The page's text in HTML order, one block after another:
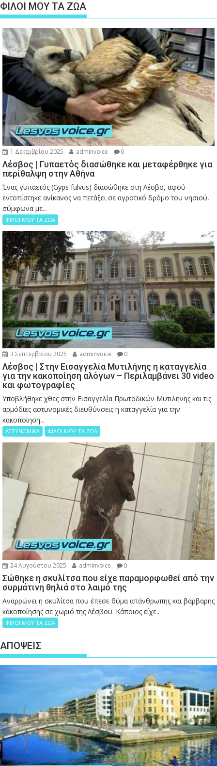
ΦΙΛΟΙ ΜΟΥ ΤΑ ΖΩΑ
1 Δεκεμβρίου 2025 adminvoice 0
Λέσβος | Γυπαετός διασώθηκε και μεταφέρθηκε για
περίθαλψη στην Αθήνα
Ένας γυπαετός (Gyps fulvus) διασώθηκε στη Λέσβο, αφού
εντοπίστηκε ανίκανος να πετάξει σε αγροτικό δρόμο του νησιού,
σύμφωνα με...
ΦΙΛΟΙ ΜΟΥ ΤΑ ΖΩΑ
3 Σεπτεμβρίου 2025 adminvoice 0
Λέσβος | Στην Εισαγγελία Μυτιλήνης η καταγγελία
για την κακοποίηση αλόγων – Περιλαμβάνει 30 video
και φωτογραφίες
Υποβλήθηκε χθες στην Εισαγγελία Πρωτοδικών Μυτιλήνης και τις
αρμόδιες αστυνομικές διευθύνσεις η καταγγελία για την
κακοποίηση...
ΑΣΤΥΝΟΜΙΚΑ ΦΙΛΟΙ ΜΟΥ ΤΑ ΖΩΑ
24 Αυγούστου 2025 adminvoice 0
Σώθηκε η σκυλίτσα που είχε παραμορφωθεί από την
συρμάτινη θηλιά στο λαιμό της
Αναρρώνει η σκυλίτσα που έπεσε θύμα απάνθρωπης και βάρβαρης
κακοποίησης σε χωριό της Λέσβου. Κάποιος είχε...
ΦΙΛΟΙ ΜΟΥ ΤΑ ΖΩΑ
ΑΠΟΨΕΙΣ